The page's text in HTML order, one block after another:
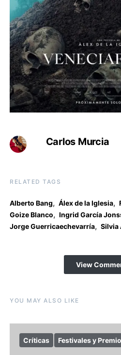
Carlos Murcia
RELATED TAGS
Alberto Bang, Álex de la Iglesia,
Goize Blanco, Ingrid García
Jorge Guerricaechevarría, Silvia
View
YOU MAY ALSO LIKE
Críticas Festivales y